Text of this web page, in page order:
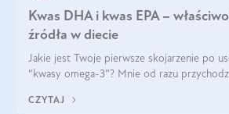
Kwas DHA i kwas EPA –
źródła w diecie
Jakie jest Twoje pierwsze skojarzenie po
“kwasy omega-3”? Mnie od razu
skupimy się głównie na dwóch kwasach z
CZYTAJ